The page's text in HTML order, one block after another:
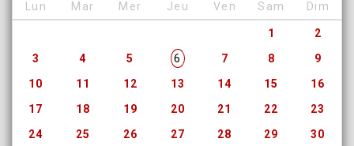
Lun
Mar Mer Jeu Ven Sam Dim
1
2
3
4 5 6 7 8
9
10
11 12 13 14 15
16
17
18 19 20 21 22
23
24
25 26 27 28 29
30